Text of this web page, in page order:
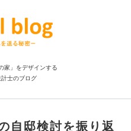
家」をデザインする
士のブログ
自邸検討を振り返